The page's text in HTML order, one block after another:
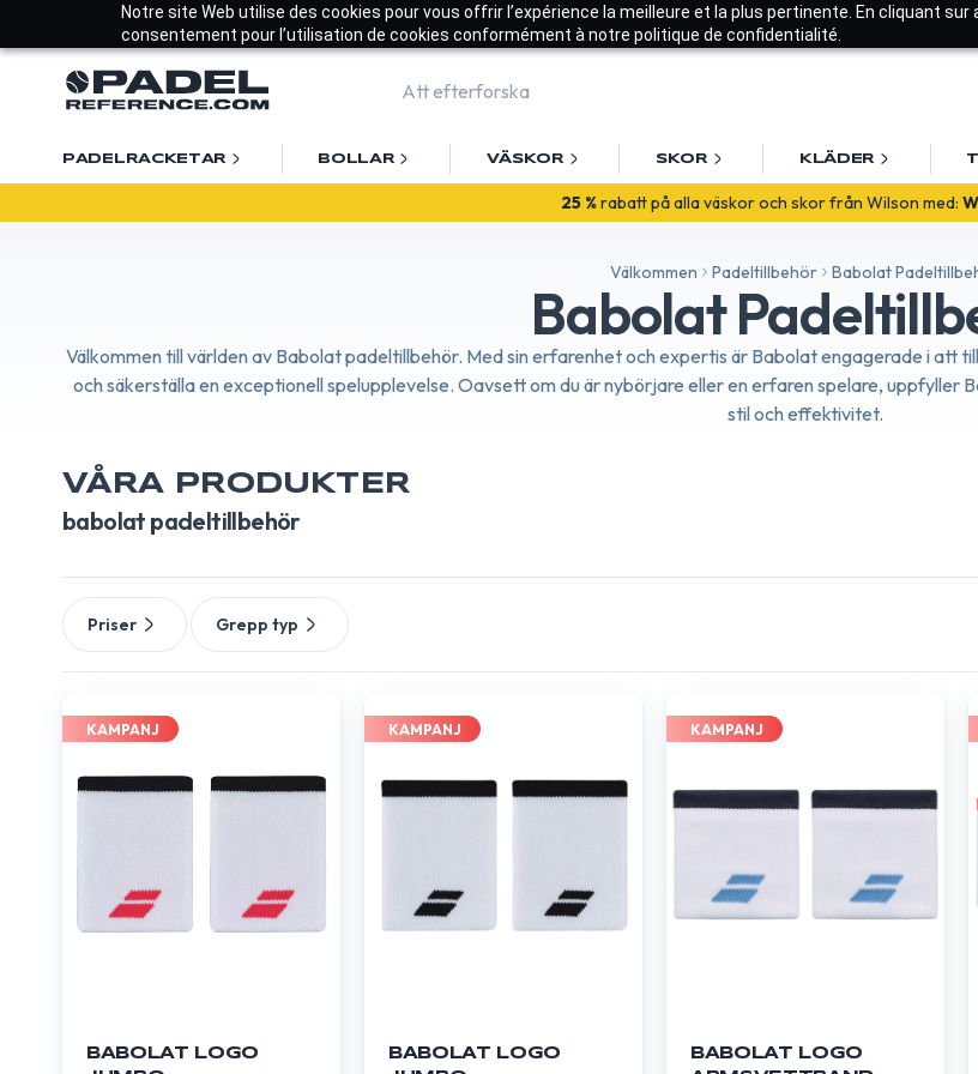
Notre site Web utilise des cookies pour vous offrir l’expérience la meilleure et la plus pertinente. En cliquant
consentement pour l’utilisation de cookies conformément à notre politique de confidentialité.
PADELRACKETAR BOLLAR VÄSKOR SKOR KLÄDER
Välkommen! Få10% rabatt på din första beställningmed
Välkommen Padeltillbehör Babolat
Babolat
Välkommen till världen av Babolat padeltillbehör. Med sin erfarenhet och expertis är Babolat engagerade i
och säkerställa en exceptionell spelupplevelse. Oavsett om du är nybörjare eller en erfaren spelare,
stil och effektivitet.
VÅRA PRODUKTER
babolat padeltillbehör
KAMPANJ
BABOLAT LOGO
KAMPANJ
BABOLAT LOGO
KAMPANJ
BABOLAT LOGO
Priser Grepp typ